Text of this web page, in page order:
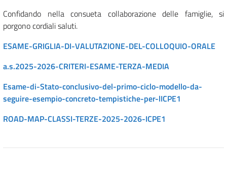
Confidando nella consueta collaborazione delle famiglie, si
porgono cordiali saluti.
ESAME-GRIGLIA-DI-VALUTAZIONE-DEL-COLLOQUIO-ORALE
a.s.2025-2026-CRITERI-ESAME-TERZA-MEDIA
Esame-di-Stato-conclusivo-del-primo-ciclo-modello-da-
seguire-esempio-concreto-tempistiche-per-lICPE1
ROAD-MAP-CLASSI-TERZE-2025-2026-ICPE1